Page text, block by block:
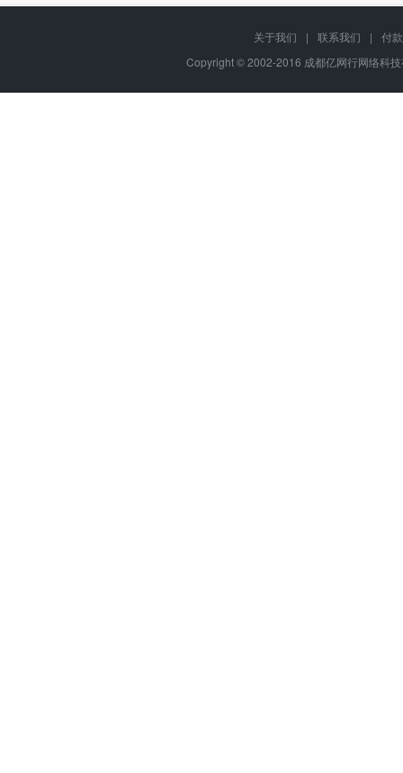
关于我们 | 联系我们 |
付
Copyright © 2002-2016 成都亿网行网络科